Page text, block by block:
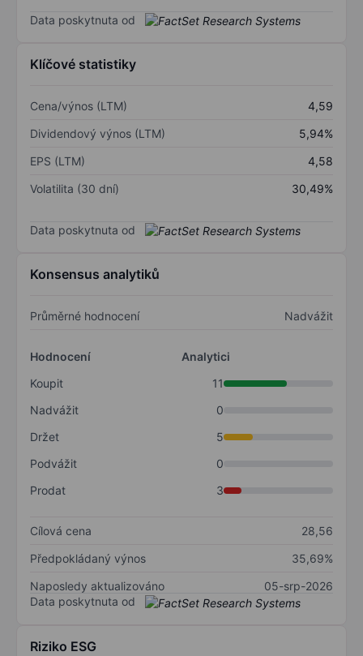
Data poskytnuta od
Klíčové statistiky
Cena/výnos (LTM)
4,59
Dividendový výnos (LTM)
5,94%
EPS (LTM)
4,58
Volatilita (30 dní)
30,49%
Data poskytnuta od
Konsensus analytiků
Průměrné hodnocení Nadvážit
Hodnocení
Analytici
Koupit
11
Nadvážit
0
Držet
5
Podvážit
0
Prodat
3
Cílová cena
28,56
Předpokládaný výnos
35,69%
Naposledy aktualizováno
05-srp-2026
Data poskytnuta od
Riziko ESG